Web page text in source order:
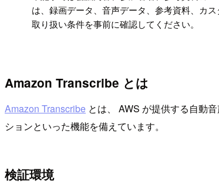
は、録画データ、音声データ、参考資料、カ
取り扱い条件を事前に確認してください。
Amazon Transcribe とは
Amazon Transcribe とは、 AWS が提供する自動
ションといった機能を備えています。
検証環境